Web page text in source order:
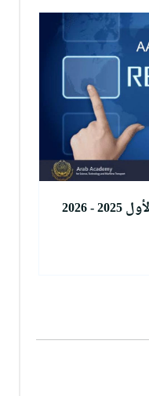
التسجيل بالفصل الدراسي الأول 2025 - 2026